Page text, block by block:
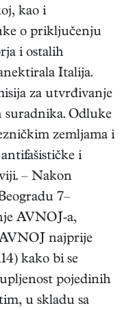
kao i
o priključenju
i ostalih
Italija.
za utvrđivanje
suradnika. Odluke
zemljama i
i
– Nakon
7–
AVNOJ-a,
najprije
kako bi se
pojedinih
u skladu sa